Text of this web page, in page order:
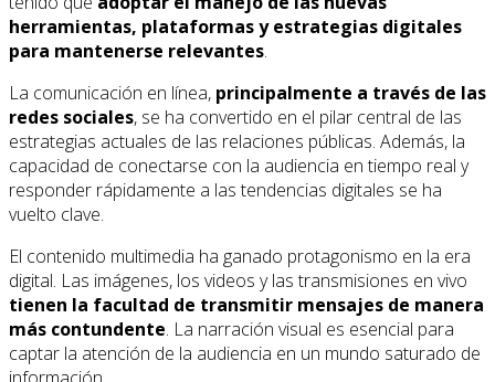
herramientas, plataformas y estrategias digitales
para mantenerse relevantes.
La comunicación en línea, principalmente a través de las
redes sociales, se ha convertido en el pilar central de las
estrategias actuales de las relaciones públicas. Además, la
capacidad de conectarse con la audiencia en tiempo real y
responder rápidamente a las tendencias digitales se ha
vuelto clave.
El contenido multimedia ha ganado protagonismo en la era
digital. Las imágenes, los videos y las transmisiones en vivo
tienen la facultad de transmitir mensajes de manera
más contundente. La narración visual es esencial para
captar la atención de la audiencia en un mundo saturado de